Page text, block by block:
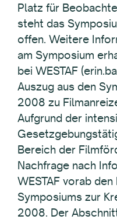
Platz für
steht das
offen. Weitere
am Symposium
bei WESTAF
Auszug aus den
2008 zu
Aufgrund der
Bereich der
Nachfrage nach
WESTAF vorab
Symposiums zur
2008. Der